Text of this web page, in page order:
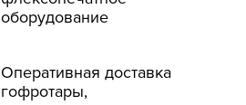
оборудование
Оперативная доставка
гофротары,